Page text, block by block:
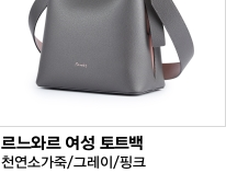
르느와르 여성 토트백
천연소가죽/그레이/핑크